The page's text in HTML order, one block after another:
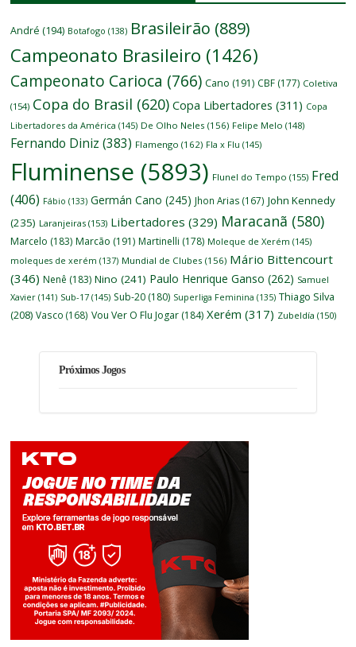
André (194) Botafogo (138) Brasileirão (889)
Campeonato Brasileiro (1426)
Campeonato Carioca (766) Cano (191) CBF (177) Coletiva
(154) Copa do Brasil (620) Copa Libertadores (311) Copa
Libertadores da América (145) De Olho Neles (156) Felipe Melo (148)
Fernando Diniz (383) Flamengo (162) Fla x Flu (145)
Fluminense (5893) Flunel do Tempo (155) Fred
(406) Fábio (133) Germán Cano (245) Jhon Arias (167) John Kennedy
(235) Laranjeiras (153) Libertadores (329) Maracanã (580)
Marcelo (183) Marcão (191) Martinelli (178) Moleque de Xerém (145)
moleques de xerém (137) Mundial de Clubes (156) Mário Bittencourt
(346) Nenê (183) Nino (241) Paulo Henrique Ganso (262) Samuel
Xavier (141) Sub-17 (145) Sub-20 (180) Superliga Feminina (135) Thiago Silva
(208) Vasco (168) Vou Ver O Flu Jogar (184) Xerém (317) Zubeldía (150)
Próximos Jogos